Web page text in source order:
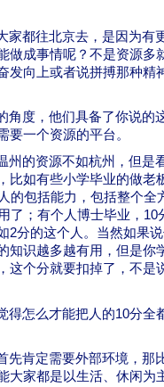
家都往北京去，是因为有
做成事情呢？不是资源多
发向上或者说拼搏那种精
角度，他们具备了你说的
要一个资源的平台。
州的资源不如杭州，但是
比如有些小学毕业的做老
的包括能力，包括整个全
了；有个人博士毕业， 10
2分的这个人。当然如果
知识越多越有用，但是你
这个分就要扣掉了，不是
得怎么才能把人的10分全
先肯定需要外部环境，那
大家都是以生活、休闲为